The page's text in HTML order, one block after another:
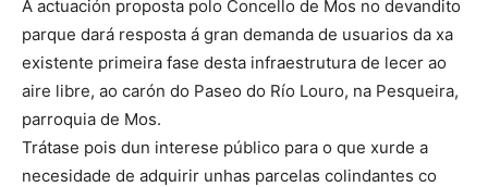
A actuación proposta polo Concello de Mos no devandito
parque dará resposta á gran demanda de usuarios da xa
existente primeira fase desta infraestrutura de lecer ao
aire libre, ao carón do Paseo do Río Louro, na Pesqueira,
parroquia de Mos.
Trátase pois dun interese público para o que xurde a
necesidade de adquirir unhas parcelas colindantes co